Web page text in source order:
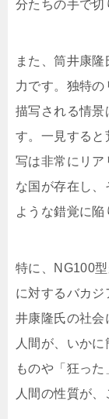
分たちの手で切
また、筒井康
力です。独特の
描写される情景
す。一見すると
写は非常にリア
な国が存在し
ような錯覚に陥
特に、NG100
に対するバカ
井康隆氏の社会
人間が、いか
ものや「狂っ
人間の性質が、